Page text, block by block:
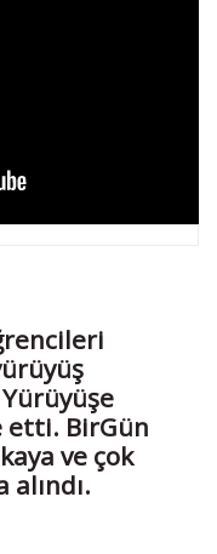
etti. BirGün
ve çok
alındı.